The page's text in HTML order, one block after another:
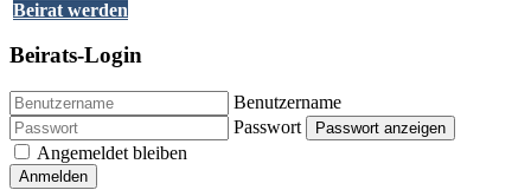
Beirat werden
Beirats-Login
Benutzername
Passwort
Passwort anzeigen
Angemeldet bleiben
Anmelden